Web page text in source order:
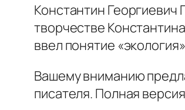
Константин Георгиевич
творчестве
ввел понятие
Вашему вниманию
писателя. Полная